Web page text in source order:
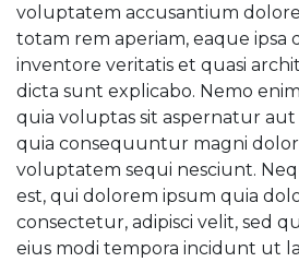
voluptatem accusantium
totam rem aperiam, eaque ipsa
inventore veritatis et quasi
dicta sunt explicabo. Nemo
quia voluptas sit aspernatur
quia consequuntur magni
voluptatem sequi nesciunt.
est, qui dolorem ipsum quia
consectetur, adipisci velit, sed
eius modi tempora incidunt ut